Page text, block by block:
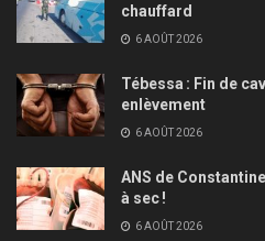
chauffard
6 AOÛT 2026
Tébessa : Fin de
enlèvement
6 AOÛT 2026
ANS de
à sec !
6 AOÛT 2026